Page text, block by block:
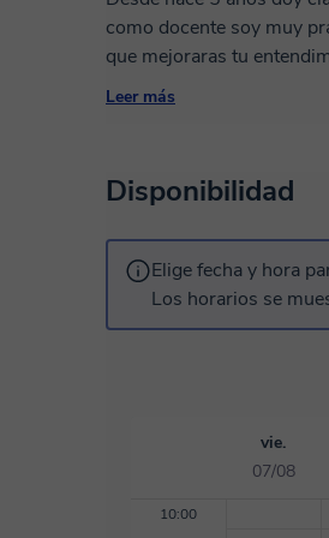
como docente soy muy
que mejoraras tu
ejercicios y problemas
Leer más
Disponibilidad
Elige fecha y hora
Los horarios se
vie.
07/08
10:00